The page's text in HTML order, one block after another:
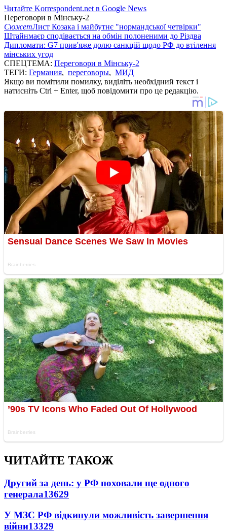
Читайте Korrespondent.net в Google News
Переговори в Мінську-2
СюжетЛист Козака і майбутнє "нормандської четвірки"
Штайнмаєр сподівається на обмін полоненими до Різдва
Дипломати: G7 прив'яже долю санкцій щодо РФ до втілення
мінських угод
СПЕЦТЕМА: Переговори в Мінську-2
ТЕГИ: Германия, переговоры, МИД
Якщо ви помітили помилку, виділіть необхідний текст і
натисніть Ctrl + Enter, щоб повідомити про це редакцію.
ЧИТАЙТЕ ТАКОЖ
Другий за день: у РФ поховали ще одного
генерала13629
У МЗС РФ відкинули можливість завершення
війни13329